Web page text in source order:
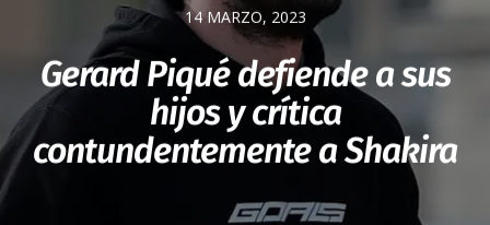
14 MARZO, 2023
Gerard Piqué defiende a sus
hijos y crítica
contundentemente a Shakira